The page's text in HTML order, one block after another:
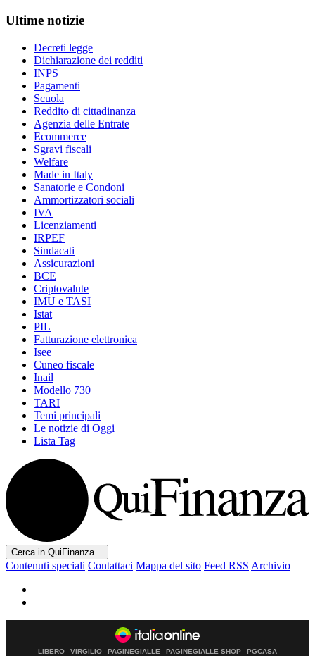
Ultime notizie
Decreti legge
Dichiarazione dei redditi
INPS
Pagamenti
Scuola
Reddito di cittadinanza
Agenzia delle Entrate
Ecommerce
Sgravi fiscali
Welfare
Made in Italy
Sanatorie e Condoni
Ammortizzatori sociali
IVA
Licenziamenti
IRPEF
Sindacati
Assicurazioni
BCE
Criptovalute
IMU e TASI
Istat
PIL
Fatturazione elettronica
Isee
Cuneo fiscale
Inail
Modello 730
TARI
Temi principali
Le notizie di Oggi
Lista Tag
Cerca in QuiFinanza...
Contenuti speciali Contattaci Mappa del sito Feed RSS Archivio
LIBERO VIRGILIO PAGINEGIALLE PAGINEGIALLE SHOP
PGCASA